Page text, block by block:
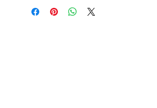
para consumir. Las fotos son
referenciales, podría cambiar